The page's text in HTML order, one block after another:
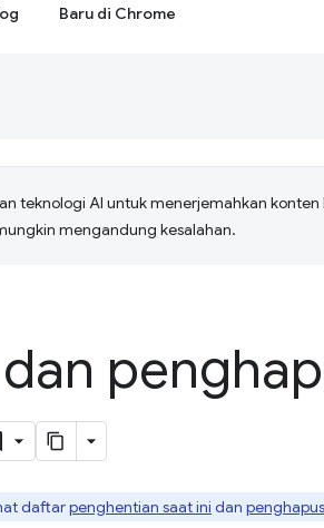
Baru di Chrome
teknologi AI untuk menerjemahkan konten
mengandung kesalahan.
daftarpenghentian saat ini dan